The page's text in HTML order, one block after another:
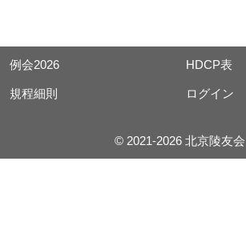
例会2026 HDCP表
規程細則 ログイン
© 2021-2026 北京陵友会